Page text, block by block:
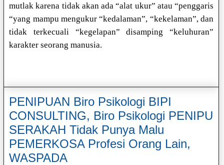
mutlak karena tidak akan ada “alat ukur” atau “penggaris
“yang mampu mengukur “kedalaman”, “kekelaman”, dan
tidak terkecuali “kegelapan” disamping “keluhuran”
karakter seorang manusia.
PENIPUAN Biro Psikologi BIPI
CONSULTING, Biro Psikologi PENIPU
SERAKAH Tidak Punya Malu
PEMERKOSA Profesi Orang Lain,
WASPADA